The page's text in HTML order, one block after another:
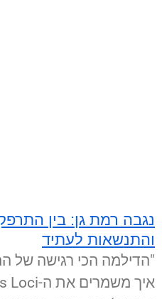
נגבה רמת גן: בין
והתנשאות לעתיד
"הדילמה הכי רגישה של